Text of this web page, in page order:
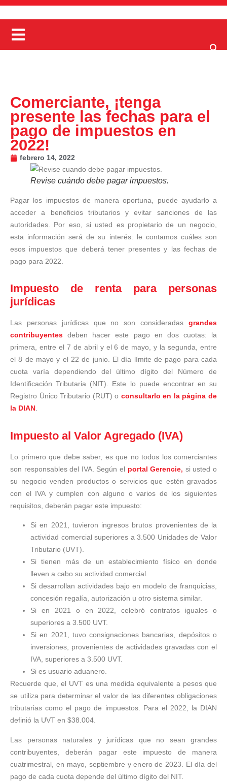
Comerciante, ¡tenga
presente las fechas para el
pago de impuestos en
2022!
febrero 14, 2022
Revise cuándo debe pagar impuestos.
Pagar los impuestos de manera oportuna, puede ayudarlo a
acceder a beneficios tributarios y evitar sanciones de las
autoridades. Por eso, si usted es propietario de un negocio,
esta información será de su interés: le contamos cuáles son
esos impuestos que deberá tener presentes y las fechas de
pago para 2022.
Impuesto de renta para personas
jurídicas
Las personas jurídicas que no son consideradas grandes
contribuyentes deben hacer este pago en dos cuotas: la
primera, entre el 7 de abril y el 6 de mayo, y la segunda, entre
el 8 de mayo y el 22 de junio. El día límite de pago para cada
cuota varía dependiendo del último dígito del Número de
Identificación Tributaria (NIT). Este lo puede encontrar en su
Registro Único Tributario (RUT) o consultarlo en la página de
la DIAN.
Impuesto al Valor Agregado (IVA)
Lo primero que debe saber, es que no todos los comerciantes
son responsables del IVA. Según el portal Gerencie, si usted o
su negocio venden productos o servicios que estén gravados
con el IVA y cumplen con alguno o varios de los siguientes
requisitos, deberán pagar este impuesto:
Si en 2021, tuvieron ingresos brutos provenientes de la
actividad comercial superiores a 3.500 Unidades de Valor
Tributario (UVT).
Si tienen más de un establecimiento físico en donde
lleven a cabo su actividad comercial.
Si desarrollan actividades bajo en modelo de franquicias,
concesión regalía, autorización u otro sistema similar.
Si en 2021 o en 2022, celebró contratos iguales o
superiores a 3.500 UVT.
Si en 2021, tuvo consignaciones bancarias, depósitos o
inversiones, provenientes de actividades gravadas con el
IVA, superiores a 3.500 UVT.
Si es usuario aduanero.
Recuerde que, el UVT es una medida equivalente a pesos que
se utiliza para determinar el valor de las diferentes obligaciones
tributarias como el pago de impuestos. Para el 2022, la DIAN
definió la UVT en $38.004.
Las personas naturales y jurídicas que no sean grandes
contribuyentes, deberán pagar este impuesto de manera
cuatrimestral, en mayo, septiembre y enero de 2023. El día del
pago de cada cuota depende del último dígito del NIT.